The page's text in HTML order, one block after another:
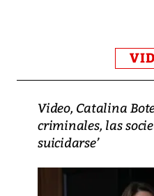
Video, Catalina
criminales, las
suicidarse’